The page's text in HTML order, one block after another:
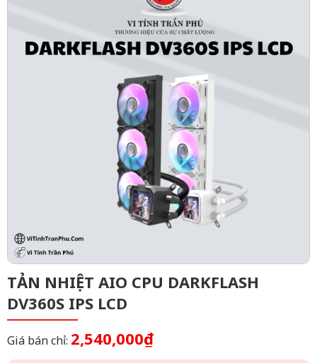
TẢN NHIỆT AIO CPU DARKFLASH
DV360S IPS LCD
Giá bán chỉ: 2,540,000₫